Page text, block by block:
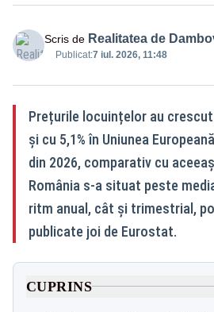
Scris de Realitatea de
Publicat:7 iul. 2026, 11:48
Prețurile locuințelor au crescut
și cu 5,1% în Uniunea
din 2026, comparativ cu
România s-a situat peste
ritm anual, cât și trimestrial,
publicate joi de Eurostat.
CUPRINS